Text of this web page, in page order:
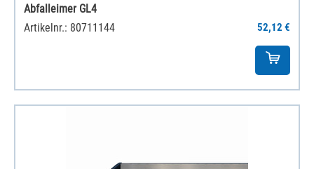
Abfalleimer GL4
Artikelnr.: 80711144
52,12 €